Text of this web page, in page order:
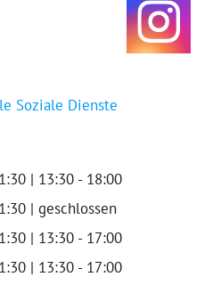
Soziale Dienste
| 13:30 - 18:00
| geschlossen
| 13:30 - 17:00
| 13:30 - 17:00